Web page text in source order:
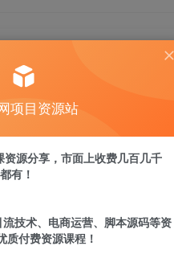
运营实战课，选址-选品-获客-
免费
您当前未登录！建议登陆后购买
项目资源站
源分享，市面上收费几百几千
有！
技术、电商运营、脚本源码等资
付费资源课程！